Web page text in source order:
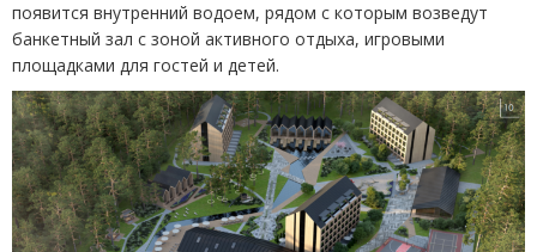
появится внутренний водоем, рядом с которым возведут
банкетный зал с зоной активного отдыха, игровыми
площадками для гостей и детей.